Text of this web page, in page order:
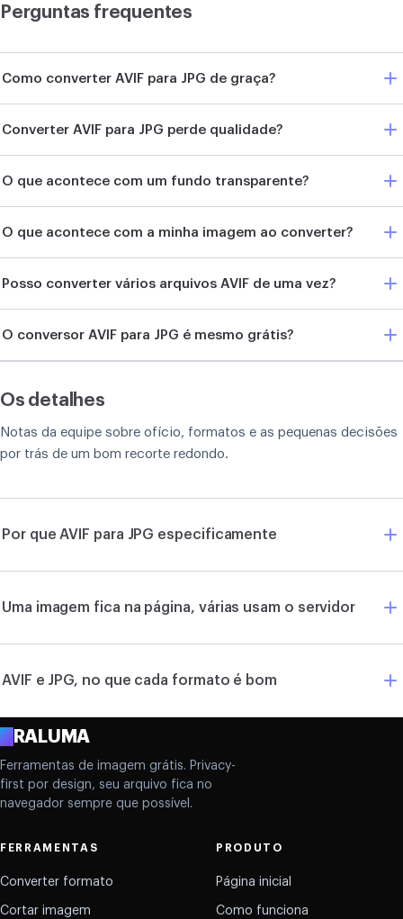
Perguntas frequentes
Como converter AVIF para JPG de graça?
Converter AVIF para JPG perde qualidade?
O que acontece com um fundo transparente?
O que acontece com a minha imagem ao converter?
Posso converter vários arquivos AVIF de uma vez?
O conversor AVIF para JPG é mesmo grátis?
Os detalhes
Notas da equipe sobre ofício, formatos e as pequenas decisões
por trás de um bom recorte redondo.
Por que AVIF para JPG especificamente
Uma imagem fica na página, várias usam o servidor
AVIF e JPG, no que cada formato é bom
ARALUMA
Ferramentas de imagem grátis. Privacy-
first por design, seu arquivo fica no
navegador sempre que possível.
FERRAMENTAS
Converter formato
Cortar imagem
PRODUTO
Página inicial
Como funciona